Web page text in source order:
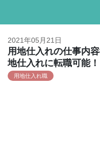
2021年05月21日
用地仕入れの仕事内
地仕入れに転職可能！
用地仕入れ職